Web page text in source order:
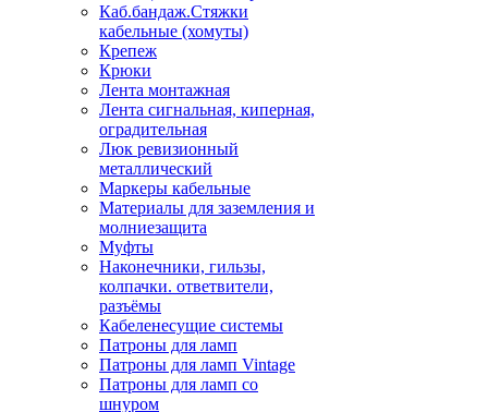
Каб.бандаж.Стяжки
кабельные (хомуты)
Крепеж
Крюки
Лента монтажная
Лента сигнальная, киперная,
оградительная
Люк ревизионный
металлический
Маркеры кабельные
Материалы для заземления и
молниезащита
Муфты
Наконечники, гильзы,
колпачки. ответвители,
разъёмы
Кабеленесущие системы
Патроны для ламп
Патроны для ламп Vintage
Патроны для ламп со
шнуром